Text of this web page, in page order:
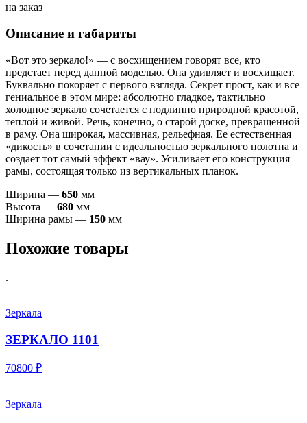
на заказ
Описание и габариты
«Вот это зеркало!» — с восхищением говорят все, кто
предстает перед данной моделью. Она удивляет и восхищает.
Буквально покоряет с первого взгляда. Секрет прост, как и все
гениальное в этом мире: абсолютно гладкое, тактильно
холодное зеркало сочетается с подлинно природной красотой,
теплой и живой. Речь, конечно, о старой доске, превращенной
в раму. Она широкая, массивная, рельефная. Ее естественная
«дикость» в сочетании с идеальностью зеркального полотна и
создает тот самый эффект «вау». Усиливает его конструкция
рамы, состоящая только из вертикальных планок.
Ширина — 650 мм
Высота — 680 мм
Ширина рамы — 150 мм
Похожие товары
.
Зеркала
ЗЕРКАЛО 1101
70800 ₽
Зеркала